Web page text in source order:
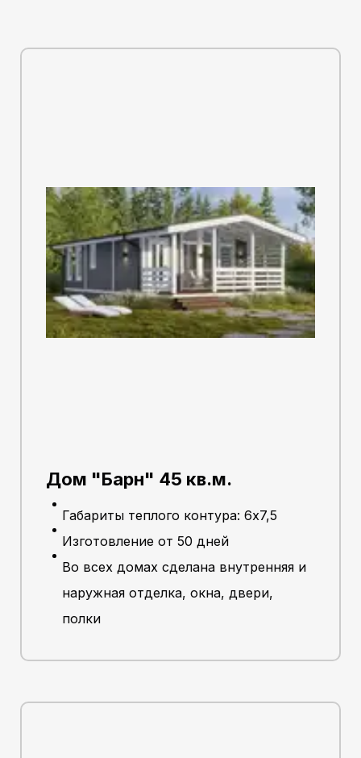
Дом "Барн" 45 кв.м.
Габариты теплого контура: 6х7,5
Изготовление от 50 дней
Во всех домах сделана внутренняя и
наружная отделка, окна, двери,
полки